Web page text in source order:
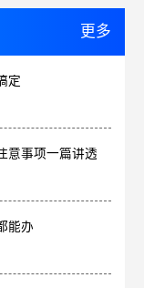
更多
定
意事项一篇讲透
能办